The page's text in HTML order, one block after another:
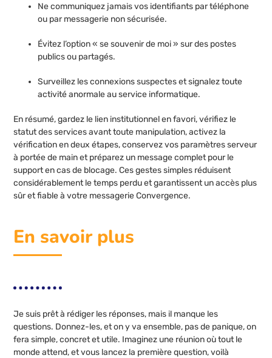
Ne communiquez jamais vos identifiants par téléphone
ou par messagerie non sécurisée.
Évitez l’option « se souvenir de moi » sur des postes
publics ou partagés.
Surveillez les connexions suspectes et signalez toute
activité anormale au service informatique.
En résumé, gardez le lien institutionnel en favori, vérifiez le
statut des services avant toute manipulation, activez la
vérification en deux étapes, conservez vos paramètres serveur
à portée de main et préparez un message complet pour le
support en cas de blocage. Ces gestes simples réduisent
considérablement le temps perdu et garantissent un accès plus
sûr et fiable à votre messagerie Convergence.
En savoir plus
Je suis prêt à rédiger les réponses, mais il manque les
questions. Donnez-les, et on y va ensemble, pas de panique, on
fera simple, concret et utile. Imaginez une réunion où tout le
monde attend, et vous lancez la première question, voilà